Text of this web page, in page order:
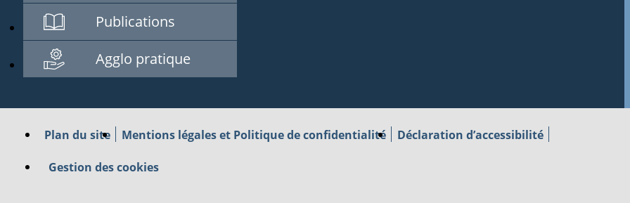
Publications
Agglo pratique
Plan du site Mentions légales et Politique de confidentialité Déclaration d’accessibilité
Gestion des cookies